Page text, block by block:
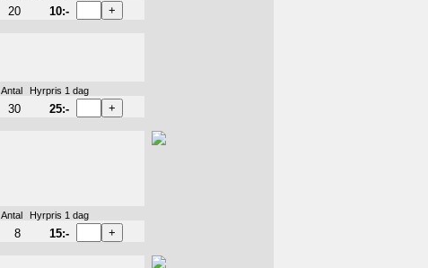
20 10:-
Antal Hyrpris 1 dag
30 25:-
Antal Hyrpris 1 dag
8 15:-